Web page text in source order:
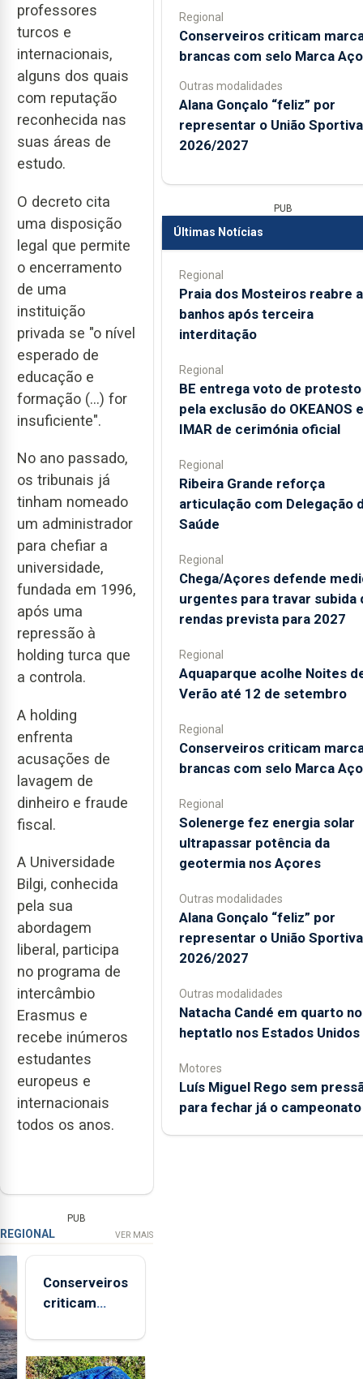
professores
turcos e
internacionais,
alguns dos quais
com reputação
reconhecida nas
suas áreas de
estudo.
O decreto cita
uma disposição
legal que permite
o encerramento
de uma
instituição
privada se "o nível
esperado de
educação e
formação (...) for
insuficiente".
No ano passado,
os tribunais já
tinham nomeado
um administrador
para chefiar a
universidade,
fundada em 1996,
após uma
repressão à
holding turca que
a controla.
A holding
enfrenta
acusações de
lavagem de
dinheiro e fraude
fiscal.
A Universidade
Bilgi, conhecida
pela sua
abordagem
liberal, participa
no programa de
intercâmbio
Erasmus e
recebe inúmeros
estudantes
europeus e
internacionais
todos os anos.
PUB
REGIONAL VER MAIS
Conserveiros
criticam
brancas com
selo Marca
Regional
Conserveiros criticam
brancas com selo Marca
Outras modalidades
Alana Gonçalo “feliz” por
representar o União
2026/2027
PUB
Últimas Notícias
Regional
Praia dos Mosteiros reabre a
banhos após terceira
interditação
Regional
BE entrega voto de protesto
pela exclusão do OKEANOS e
IMAR de cerimónia oficial
Regional
Ribeira Grande reforça
articulação com Delegação
Saúde
Regional
Chega/Açores defende
urgentes para travar subida
rendas prevista para 2027
Regional
Aquaparque acolhe Noites
Verão até 12 de setembro
Regional
Conserveiros criticam
brancas com selo Marca
Regional
Solenerge fez energia solar
ultrapassar potência da
geotermia nos Açores
Outras modalidades
Alana Gonçalo “feliz” por
representar o União
2026/2027
Outras modalidades
Natacha Candé em quarto no
heptatlo nos Estados Unidos
Motores
Luís Miguel Rego sem
para fechar já o campeonato